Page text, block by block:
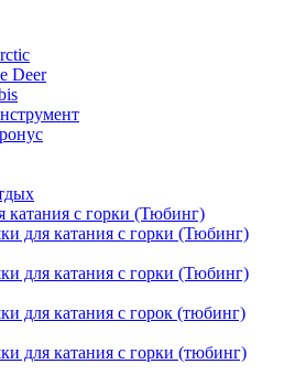
Deer
катания с горки (Тюбинг)
для катания с горки (Тюбинг)
для катания с горки (Тюбинг)
для катания с горок (тюбинг)
для катания с горки (тюбинг)